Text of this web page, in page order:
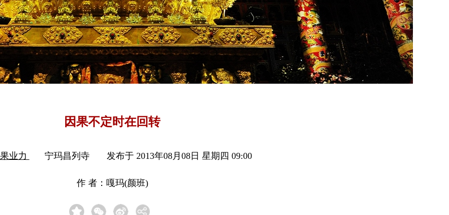
因果不定时在回转
业力 宁玛昌列寺 发布于 2013年08月08日 星期四 09:00
作 者：嘎玛(颜班)